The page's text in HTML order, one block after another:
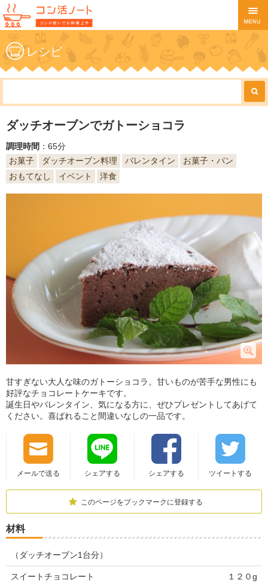
レシピ
ダッチオーブンでガトーショコラ
調理時間 ：65分
お菓子
ダッチオーブン料理 バレンタイン
お菓子・パン
おもてなし
イベント 洋食
甘すぎない大人な味のガトーショコラ。甘いものが苦手な男性にも
好評なチョコレートケーキです。
誕生日やバレンタイン、気になる方に、ぜひプレゼントしてあげて
ください。喜ばれること間違いなしの一品です。
メールで送る シェアする シェアする ツイートする
このページをブックマークに登録する
材料
（ダッチオーブン1台分）
スイートチョコレート １２０g